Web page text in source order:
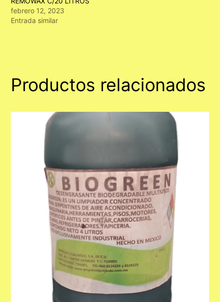
febrero 12, 2023
Entrada similar
Productos relacionados